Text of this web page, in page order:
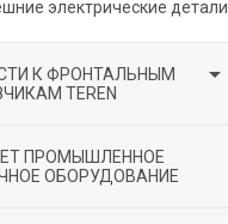
электрические детали
К ФРОНТАЛЬНЫМ
TEREN

ПРОМЫШЛЕННОЕ
ОБОРУДОВАНИЕ